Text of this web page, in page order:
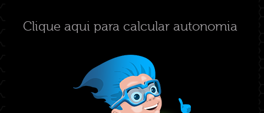
Clique aqui para calcular autonomia